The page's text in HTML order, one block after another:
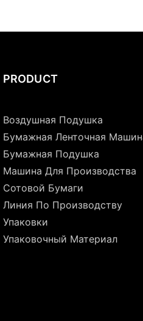
PRODUCT
Воздушная Подушка
Бумажная Ленточная
Бумажная Подушка
Машина Для Производства
Сотовой Бумаги
Линия По Производству
Упаковки
Упаковочный Материал